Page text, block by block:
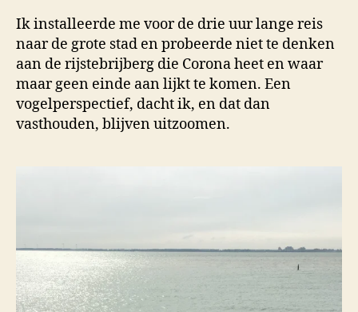
Ik installeerde me voor de drie uur lange reis
naar de grote stad en probeerde niet te denken
aan de rijstebrijberg die Corona heet en waar
maar geen einde aan lijkt te komen. Een
vogelperspectief, dacht ik, en dat dan
vasthouden, blijven uitzoomen.